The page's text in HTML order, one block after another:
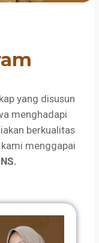
yang disusun
menghadapi
berkualitas
menggapai